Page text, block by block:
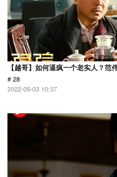
【越哥】如何逼疯一个老实人？范
# 28
2022-09-03 10:37